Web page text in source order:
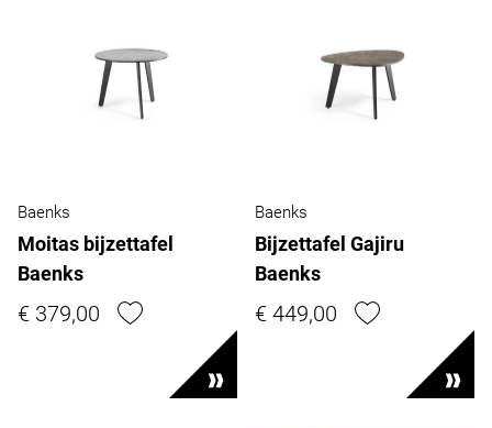
Baenks
Moitas bijzettafel
Baenks
€ 379,00
Baenks
Bijzettafel Gajiru
Baenks
€ 449,00